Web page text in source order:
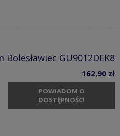
Bolesławiec GU9012DEK8
162,90 zł
POWIADOM O
DOSTĘPNOŚCI